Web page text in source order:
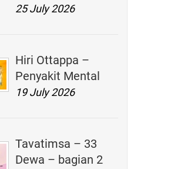
25 July 2026
Hiri Ottappa –
Penyakit Mental
19 July 2026
Tavatimsa – 33
Dewa – bagian 2